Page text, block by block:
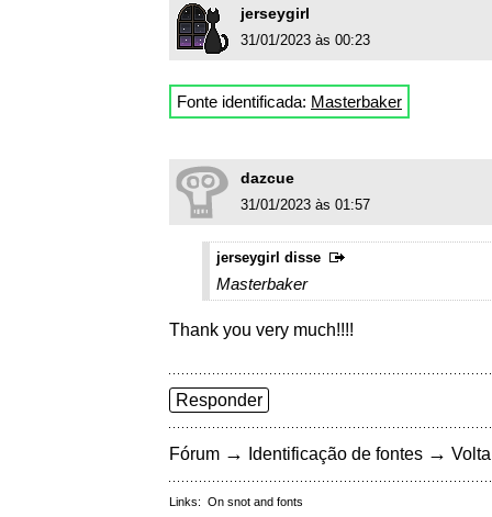
jerseygirl
31/01/2023 às 00:23
Fonte identificada: Masterbaker
dazcue
31/01/2023 às 01:57
jerseygirl disse
Masterbaker
Thank you very much!!!!
Responder
Fórum → Identificação de fontes →
Links: On snot and fonts